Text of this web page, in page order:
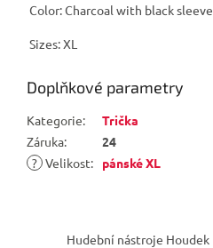
Color: Charcoal with black
Sizes: XL
Doplňkové parametry
Kategorie:
Trička
Záruka:
24
? Velikost: pánské XL
Hudební nástroje Houdek